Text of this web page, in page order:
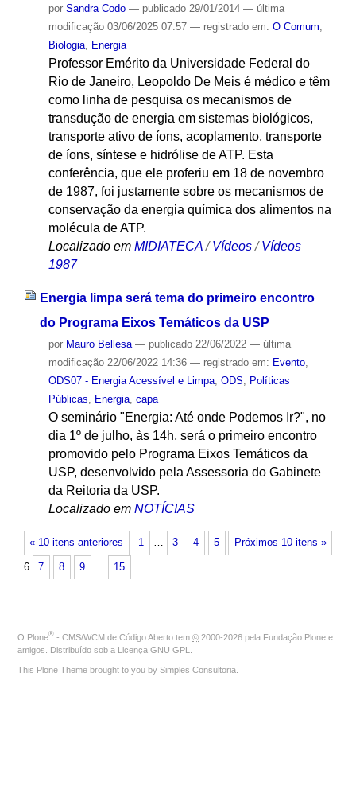
por Sandra Codo — publicado29/01/2014 — última
modificação03/06/2025 07:57 — registrado em: O Comum
Biologia, Energia
Professor Emérito da Universidade Federal do
Rio de Janeiro, Leopoldo De Meis é médico e têm
como linha de pesquisa os mecanismos de
transdução de energia em sistemas biológicos,
transporte ativo de íons, acoplamento, transporte
de íons, síntese e hidrólise de ATP. Esta
conferência, que ele proferiu em 18 de novembro
de 1987, foi justamente sobre os mecanismos de
conservação da energia química dos alimentos na
molécula de ATP.
Localizado em MIDIATECA /Vídeos /Vídeos
1987
Energia limpa será tema do primeiro encontro
do Programa Eixos Temáticos da USP
por Mauro Bellesa — publicado22/06/2022 — última
modificação22/06/2022 14:36 — registrado em: Evento,
ODS07 - Energia Acessível e Limpa, ODS, Políticas
Públicas, Energia, capa
O seminário "Energia: Até onde Podemos Ir?", no
dia 1º de julho, às 14h, será o primeiro encontro
promovido pelo Programa Eixos Temáticos da
USP, desenvolvido pela Assessoria do Gabinete
da Reitoria da USP.
Localizado em NOTÍCIAS
« 10 itens anteriores Próximos 10 itens »
1 … 3 4 5
6 7 8 9 … 15
O Plone® - CMS/WCM de Código Aberto tem © 2000-2026 pela Fundação Plone e
amigos. Distribuído sob a Licença GNU GPL
This Plone Theme brought to you by Simples Consultoria